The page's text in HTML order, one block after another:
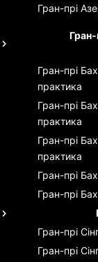
Гран-прі
Гран-
Гран-прі
практика
Гран-прі
практика
Гран-прі
практика
Гран-прі
Гран-прі
Гран-прі
Гран-прі